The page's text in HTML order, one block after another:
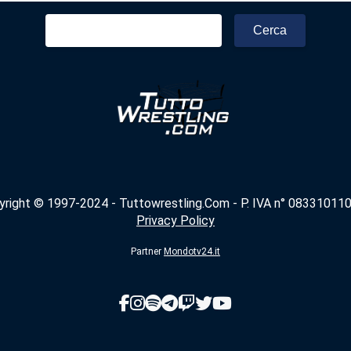
Ricerca
© 1997-2024 - Tuttowrestling.Com - P. IVA n°
Privacy Policy
Partner Mondotv24.it